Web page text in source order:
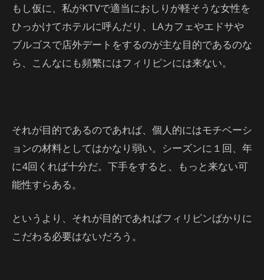
もし仮に、私がKTVで適当におしりが軽そうな女性を
ひっかけてホテルに呼んだり、LAカフェやエドサや
ブルゴスで店外デートをするのが主な目的であるのな
ら、こんなにも頻繁にはフィリピンには来ない。
それが目的であるのであれば、個人的にはモチベーシ
ョンの材料としてはかなり弱い。シーズンに１回、年
に4回くれば十分だ。下手をすると、もっと来ない可
能性すらある。
というより、それが目的であればフィリピンばかりに
こだわる必要はないだろう。